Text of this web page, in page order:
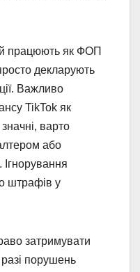
працюють як ФОП
декларують
Важливо
TikTok як
варто
або
штрафів у
затримувати
порушень